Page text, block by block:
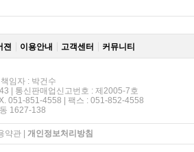
젼 이용안내 고객센터 커뮤니티
임자 : 박건수
| 통신판매업신고번호 : 제2005-7호
051-851-4558 | 팩스 : 051-852-4558
1627-138
약관| 개인정보처리방침